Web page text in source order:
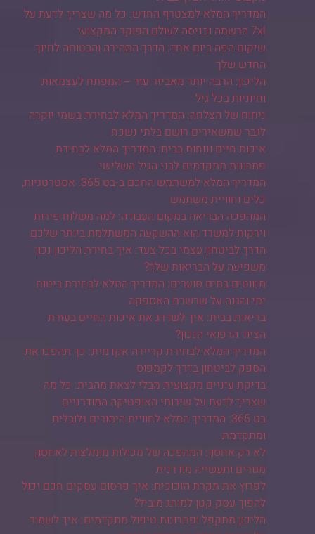
המדריך המלא למצטרף החדש: כל מה שצריך לדעת על
7xl הרשמה וכניסה לעולם הפוקר המקצועי
שיקום הפה ביום אחד: הדרך המהירה והבטוחה לחיוך
החדש שלך
הליכון: הרבה יותר מאביזר עזר – המפתח לעצמאות
וחיוניות בכל גיל
ניחוח של הצלחה: המדריך המלא לבחירת בשמי יוקרה
לגבר שמשאירים רושם בלתי נשכח
איכות חיים ונוחות בבית: המדריך המלא לבחירת
פתרונות מתקדמים לבני הגיל השלישי
המדריך המלא למשתמש החכם ב-בט 365: אסטרטגיות,
כלים וחוויית משתמש
המהפכה הבריאה במקום העבודה: למה משלוח פירות
וירקות למשרד הוא ההשקעה המשתלמת ביותר שלכם
הדרך לביטחון עצמי בכל צעד: איך בחירת הליכון נכון
משפיעה על הבריאות שלך?
מנווטים במים סוערים: המדריך המלא לבחירת ביטוח
ימי והגנה על שרשרת האספקה
בריאות בבית: איך לשדרג את איכות החיים בעזרת
הציוד הרפואי הנכון?
המדריך המלא לבחירת קריירה אקדמית: כך תהפכו את
הספק לביטחון בדרך לקמפוס
בדיקת עיניים מקצועית מבלי לצאת מהבית: כל מה
שצריך לדעת על שירותי האופטיקה המודרניים
בט 365: המדריך המלא לחוויית הימורים גלובלית
ומתקדמת
לא רק אחסון: המהפכה של מכולות מומלצות לאחסון,
מגורים ותעשייה מודרנית
לפרוץ את תקרת הזכוכית: איך פרסום עסקים חכם יכול
להפוך עסק קטן למותג מוביל?
הליכון מתקפל ופתרונות טיפול מתקדמים: איך לשמור